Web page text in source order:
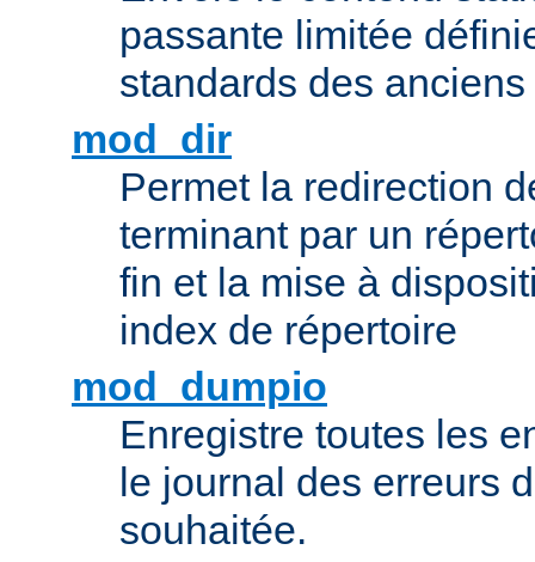
passante limitée
standards des
mod_dir
Permet la redirection
terminant par un
fin et la mise à
index de répertoire
mod_dumpio
Enregistre toutes les
le journal des erreurs
souhaitée.